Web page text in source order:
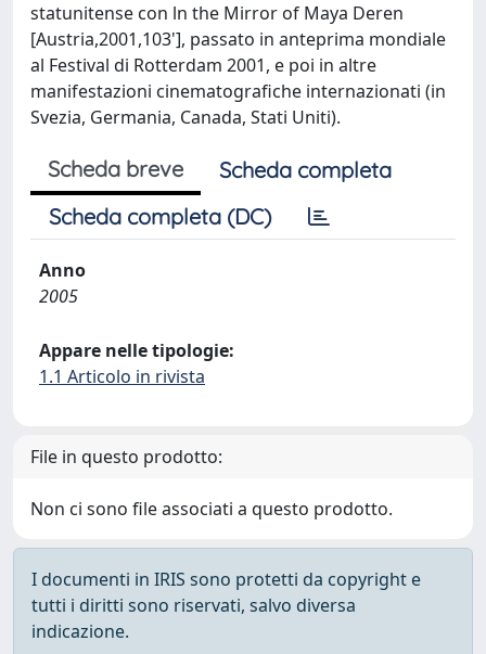
statunitense con ln the Mirror of Maya Deren
[Austria,2001,103'], passato in anteprima mondiale
al Festival di Rotterdam 2001, e poi in altre
manifestazioni cinematografiche internazionati (in
Svezia, Germania, Canada, Stati Uniti).
Scheda breve
Scheda completa
Scheda completa (DC)
Anno
2005
Appare nelle tipologie:
1.1 Articolo in rivista
File in questo prodotto:
Non ci sono file associati a questo prodotto.
I documenti in IRIS sono protetti da copyright e
tutti i diritti sono riservati, salvo diversa
indicazione.